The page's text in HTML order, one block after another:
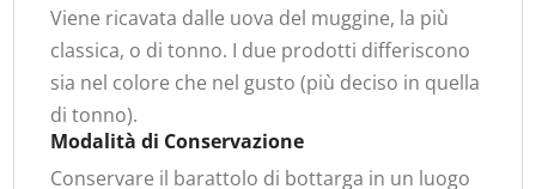
Viene ricavata dalle uova del muggine, la più
classica, o di tonno. I due prodotti differiscono
sia nel colore che nel gusto (più deciso in quella
di tonno).
Modalità di Conservazione
Conservare il barattolo di bottarga in un luogo